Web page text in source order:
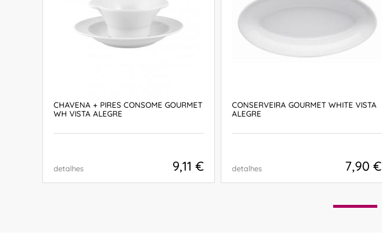
CHAVENA + PIRES CONSOME GOURMET
WH VISTA ALEGRE
detalhes 9,11 €
CONSERVEIRA GOURMET WHITE VISTA
ALEGRE
detalhes 7,90 €